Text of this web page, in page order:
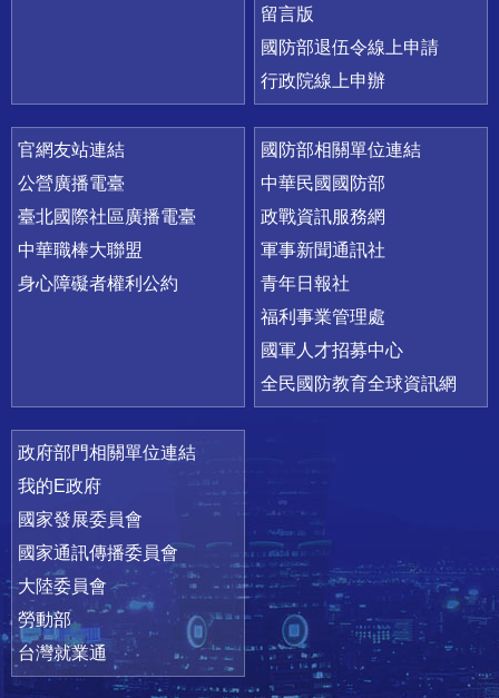
留言版
國防部退伍令線上申請
行政院線上申辦
官網友站連結
公營廣播電臺
臺北國際社區廣播電臺
中華職棒大聯盟
身心障礙者權利公約
國防部相關單位連結
中華民國國防部
政戰資訊服務網
軍事新聞通訊社
青年日報社
福利事業管理處
國軍人才招募中心
全民國防教育全球資訊網
政府部門相關單位連結
我的E政府
國家發展委員會
國家通訊傳播委員會
大陸委員會
勞動部
台灣就業通